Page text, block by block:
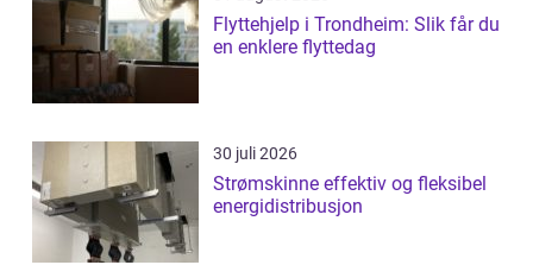
Flyttehjelp i Trondheim: Slik får du
en enklere flyttedag
30 juli 2026
Strømskinne effektiv og fleksibel
energidistribusjon